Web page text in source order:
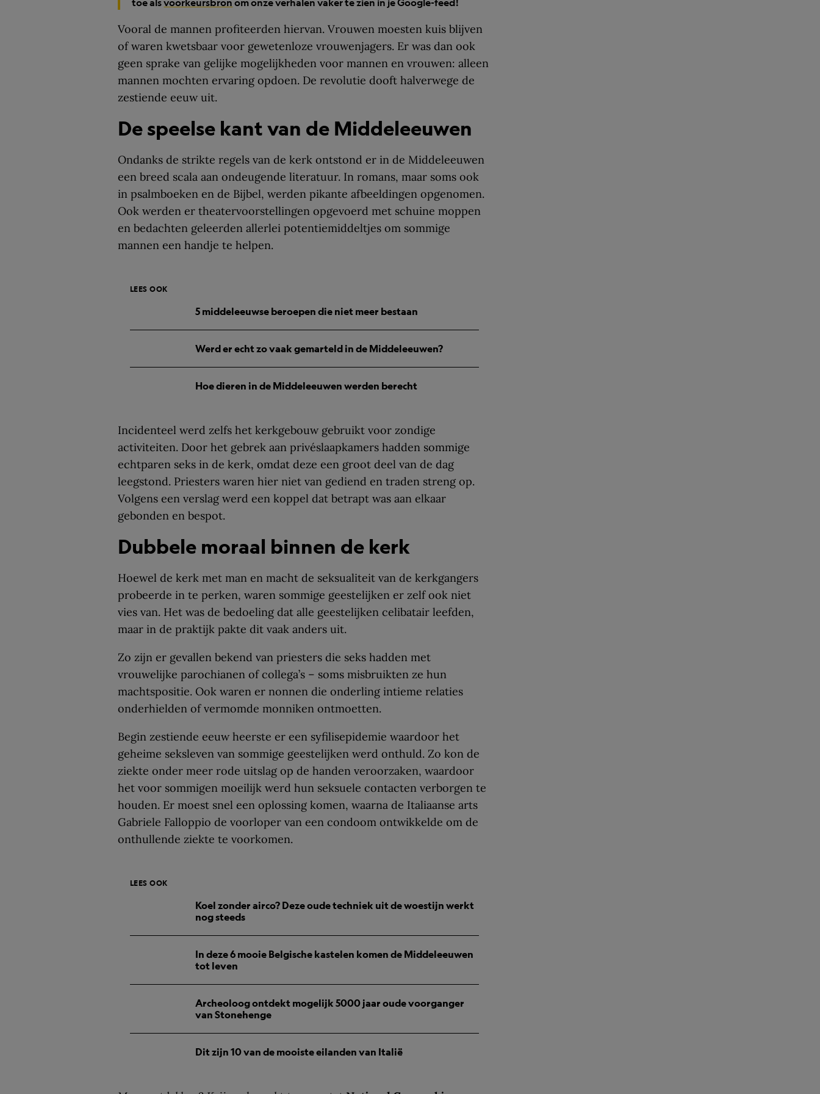
Vooral de mannen profiteerden hiervan. Vrouwen moesten kuis blijven
of waren kwetsbaar voor gewetenloze vrouwenjagers. Er was dan ook
geen sprake van gelijke mogelijkheden voor mannen en vrouwen: alleen
mannen mochten ervaring opdoen. De revolutie dooft halverwege de
zestiende eeuw uit.
De speelse kant van de Middeleeuwen
Ondanks de strikte regels van de kerk ontstond er in de Middeleeuwen
een breed scala aan ondeugende literatuur. In romans, maar soms ook
in psalmboeken en de Bijbel, werden pikante afbeeldingen opgenomen.
Ook werden er theatervoorstellingen opgevoerd met schuine moppen
en bedachten geleerden allerlei potentiemiddeltjes om sommige
mannen een handje te helpen.
LEES OOK
5 middeleeuwse beroepen die niet meer bestaan
Werd er echt zo vaak gemarteld in de Middeleeuwen?
Hoe dieren in de Middeleeuwen werden berecht
Incidenteel werd zelfs het kerkgebouw gebruikt voor zondige
activiteiten. Door het gebrek aan privéslaapkamers hadden sommige
echtparen seks in de kerk, omdat deze een groot deel van de dag
leegstond. Priesters waren hier niet van gediend en traden streng op.
Volgens een verslag werd een koppel dat betrapt was aan elkaar
gebonden en bespot.
Dubbele moraal binnen de kerk
Hoewel de kerk met man en macht de seksualiteit van de kerkgangers
probeerde in te perken, waren sommige geestelijken er zelf ook niet
vies van. Het was de bedoeling dat alle geestelijken celibatair leefden,
maar in de praktijk pakte dit vaak anders uit.
Zo zijn er gevallen bekend van priesters die seks hadden met
vrouwelijke parochianen of collega’s – soms misbruikten ze hun
machtspositie. Ook waren er nonnen die onderling intieme relaties
onderhielden of vermomde monniken ontmoetten.
Begin zestiende eeuw heerste er een syfilisepidemie waardoor het
geheime seksleven van sommige geestelijken werd onthuld. Zo kon de
ziekte onder meer rode uitslag op de handen veroorzaken, waardoor
het voor sommigen moeilijk werd hun seksuele contacten verborgen te
houden. Er moest snel een oplossing komen, waarna de Italiaanse arts
Gabriele Falloppio de voorloper van een condoom ontwikkelde om de
onthullende ziekte te voorkomen.
LEES OOK
Koel zonder airco? Deze oude techniek uit de woestijn werkt
nog steeds
In deze 6 mooie Belgische kastelen komen de Middeleeuwen
tot leven
Archeoloog ontdekt mogelijk 5000 jaar oude voorganger
van Stonehenge
Dit zijn 10 van de mooiste eilanden van Italië